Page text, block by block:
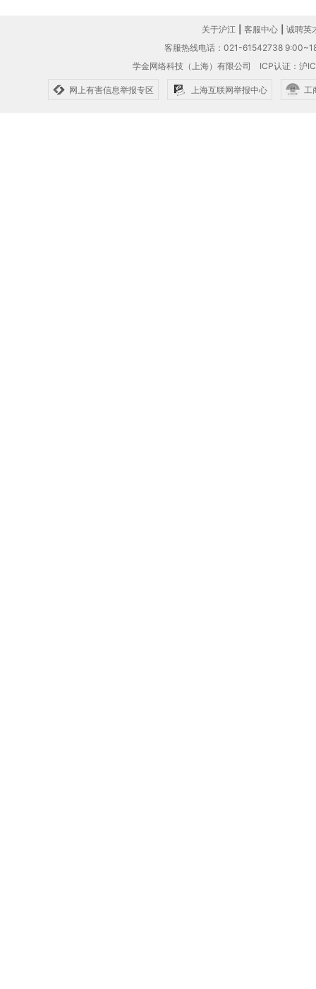
关于沪江 客服中心
诚聘英
客服热线电话：021-61542738
学金网络科技（上海）有限公司 ICP认证：沪
网上有害信息举报专区 上海互联网举报中心 工